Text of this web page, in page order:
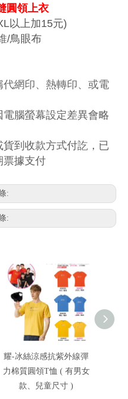
圓領上衣
以上加15元)
/鳥眼布
網印、熱轉印、或電
腦螢幕設定差異會略
到收款方式付訖，已
票據支付
:
:
耀-冰絲涼感抗紫外線彈
力棉質圓領T恤 ( 有男女
款、兒童尺寸 )